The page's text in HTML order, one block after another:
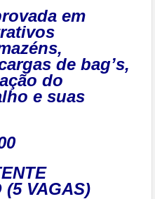
em
de bag’s,
do
e suas
(5 VAGAS)